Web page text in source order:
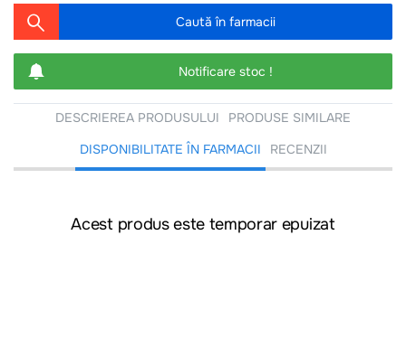
Caută în farmacii
Notificare stoc !
DESCRIEREA PRODUSULUI
PRODUSE SIMILARE
DISPONIBILITATE ÎN FARMACII
RECENZII
Acest produs este temporar epuizat